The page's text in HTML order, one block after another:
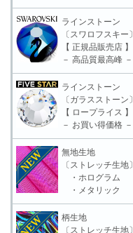
ラインストーン
〔スワロフスキー〕
【 正規品販売店 】
－ 高品質最高峰 －
ラインストーン
〔ガラスストーン〕
【 ロープライス 】
－ お買い得価格 －
無地生地
〔ストレッチ生地〕
・ホログラム
・メタリック
柄生地
〔ストレッチ生地〕